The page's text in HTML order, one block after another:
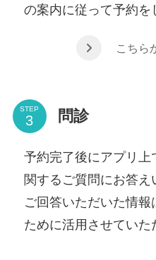
の案内に従って予約を
こちら
STEP 問診
予約完了後にアプリ
関するご質問にお答え
ご回答いただいた情報
ために活用させていた